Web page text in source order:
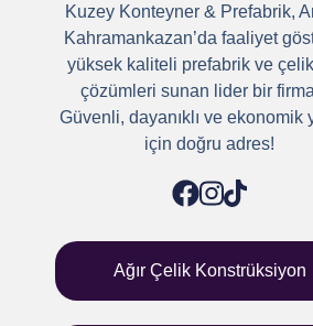
Kuzey Konteyner & Prefabrik,
Kahramankazan’da faaliyet
yüksek kaliteli prefabrik ve çelik
çözümleri sunan lider bir
Güvenli, dayanıklı ve ekonomik
için doğru adres!
Ağır Çelik Konstrüksiyon